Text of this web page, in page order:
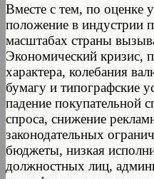
Вместе с тем, по оценке
положение в
масштабах страны
Экономический кризис,
характера, колебания
бумагу и типографские
падение покупательной
спроса, снижение
законодательных
бюджеты, низкая
должностных лиц,